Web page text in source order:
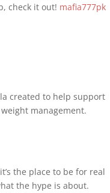
check it out! mafia777pk
created to help support
management.
the place to be for real
the hype is about.